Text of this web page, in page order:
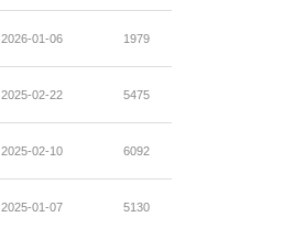
2026-01-06 1979
2025-02-22 5475
2025-02-10 6092
2025-01-07 5130